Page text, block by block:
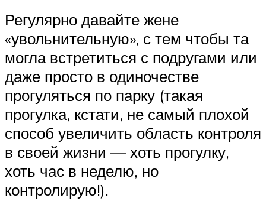
Регулярно давайте жене
«увольнительную», с тем чтобы та
могла встретиться с подругами или
даже просто в одиночестве
прогуляться по парку (такая
прогулка, кстати, не самый плохой
способ увеличить область контроля
в своей жизни — хоть прогулку,
хоть час в неделю, но
контролирую!).